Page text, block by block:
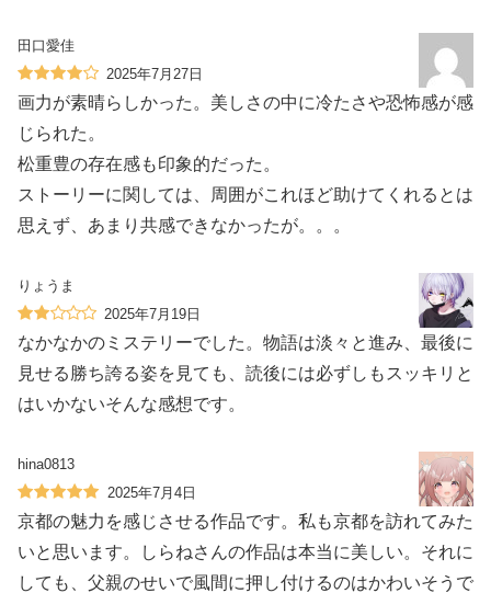
田口愛佳
2025年7月27日
画力が素晴らしかった。美しさの中に冷たさや恐怖感が感
じられた。
松重豊の存在感も印象的だった。
ストーリーに関しては、周囲がこれほど助けてくれるとは
思えず、あまり共感できなかったが。。。
りょうま
2025年7月19日
なかなかのミステリーでした。物語は淡々と進み、最後に
見せる勝ち誇る姿を見ても、読後には必ずしもスッキリと
はいかないそんな感想です。
hina0813
2025年7月4日
京都の魅力を感じさせる作品です。私も京都を訪れてみた
いと思います。しらねさんの作品は本当に美しい。それに
しても、父親のせいで風間に押し付けるのはかわいそうで